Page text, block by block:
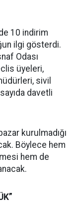
10 indirim
ilgi gösterdi.
Odası
üyeleri,
sivil
davetli
kurulmadığı
Böylece hem
hem de